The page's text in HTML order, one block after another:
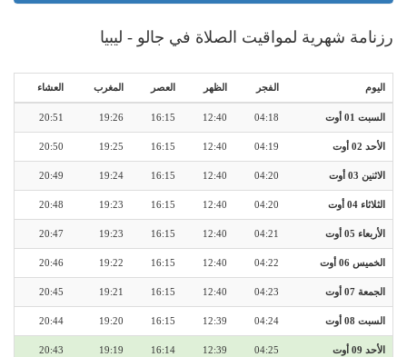
رزنامة شهرية لمواقيت الصلاة في جالو - ليبيا
اليوم الفجر الظهر العصر المغرب العشاء
السبت 01 أوت 04:18
12:40
16:15
19:26
20:51
الأحد 02 أوت 04:19
12:40
16:15
19:25
20:50
الاثنين 03 أوت 04:20
12:40
16:15
19:24
20:49
الثلاثاء 04 أوت 04:20
12:40
16:15
19:23
20:48
الأربعاء 05 أوت 04:21
12:40
16:15
19:23
20:47
الخميس 06 أوت 04:22
12:40
16:15
19:22
20:46
الجمعة 07 أوت 04:23
12:40
16:15
19:21
20:45
السبت 08 أوت 04:24
12:39
16:15
19:20
20:44
الأحد 09 أوت 04:25
12:39
16:14
19:19
20:43